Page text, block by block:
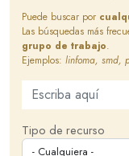
Puede buscar por
Las búsquedas más
grupo de trabajo.
Ejemplos: linfoma, smd,
Buscar en este sitio
Tipo de recurso